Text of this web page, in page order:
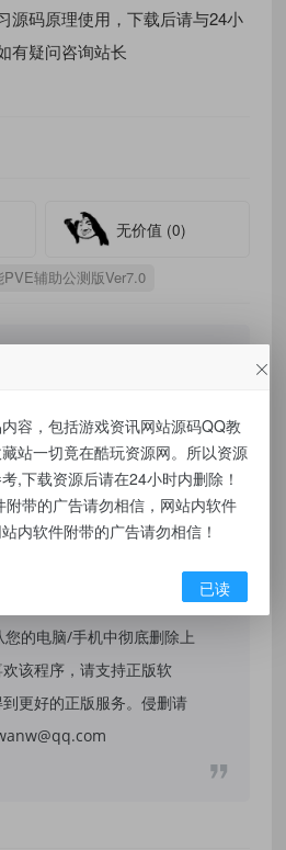
源码原理使用，下载后请与24小
有疑问咨询站长
无价值 (0)
PVE辅助公测版Ver7.0
来自网络，版权争议与本
软件的文章仅限用于学习
上述内容用于商业或者非
后果请用户自负，我们不
用性，通过使用本站内容随
站无关，您必须在下载后的
的电脑/手机中彻底删除上
该程序，请支持正版软
更好的正版服务。侵删请
容，包括游戏资讯网站源码QQ教
站一切竟在酷玩资源网。所以资源
,下载资源后请在24小时内删除！
带的广告请勿相信，网站内软件
内软件附带的广告请勿相信！
已读